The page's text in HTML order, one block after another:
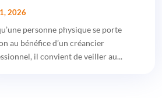
2026
personne physique se porte
au bénéfice d’un créancier
il convient de veiller au...